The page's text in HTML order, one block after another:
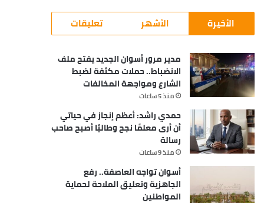
الأخيرة الأشهر تعليقات
مدير مرور أسوان الجديد يفتح ملف
الانضباط.. حملات مكثفة لضبط
الشارع ومواجهة المخالفات
منذ 5 ساعات
حمدي راشد: أعظم إنجاز في حياتي
أن أرى معلمًا نجح وطالبًا أصبح صاحب
رسالة
منذ 9 ساعات
أسوان تواجه العاصفة.. رفع
الجاهزية وتعليق الملاحة لحماية
المواطنين